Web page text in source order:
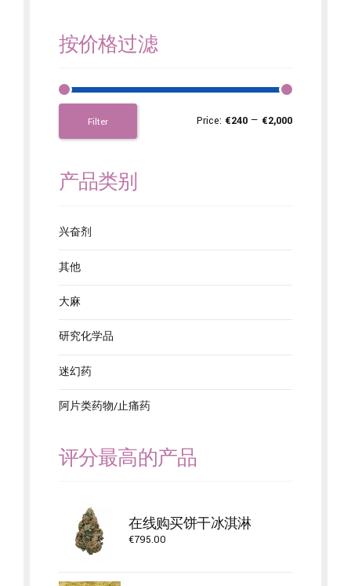
按价格过滤
Filter Price: €240 — €2,000
产品类别
兴奋剂
其他
大麻
研究化学品
迷幻药
阿片类药物/止痛药
评分最高的产品
在线购买饼干冰淇淋
€795.00